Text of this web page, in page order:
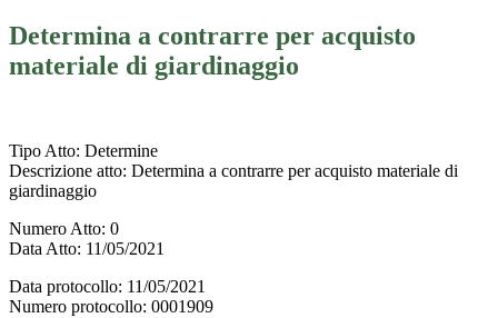
Determina a contrarre per acquisto
materiale di giardinaggio
Tipo Atto: Determine
Descrizione atto: Determina a contrarre per acquisto materiale di
giardinaggio
Numero Atto: 0
Data Atto: 11/05/2021
Data protocollo: 11/05/2021
Numero protocollo: 0001909